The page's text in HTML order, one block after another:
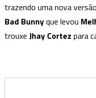
trazendo uma nova
Bad Bunnyque levou
trouxe Jhay Cortez para